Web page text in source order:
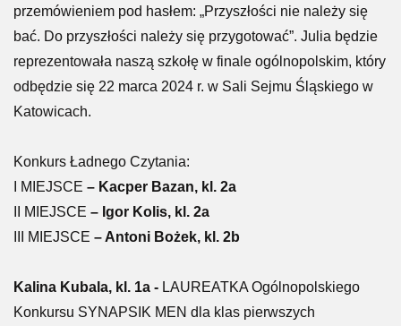
przemówieniem pod hasłem: „Przyszłości nie należy się
bać. Do przyszłości należy się przygotować”. Julia będzie
reprezentowała naszą szkołę w finale ogólnopolskim, który
odbędzie się 22 marca 2024 r. w Sali Sejmu Śląskiego w
Katowicach.
Konkurs Ładnego Czytania:
I MIEJSCE – Kacper Bazan, kl. 2a
II MIEJSCE – Igor Kolis, kl. 2a
III MIEJSCE – Antoni Bożek, kl. 2b
Kalina Kubala, kl. 1a - LAUREATKA Ogólnopolskiego
Konkursu SYNAPSIK MEN dla klas pierwszych